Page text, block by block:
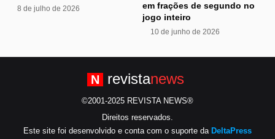
8 de julho de 2026
em frações de segundo no
jogo inteiro
10 de junho de 2026
N revistanews
©2001-2025 REVISTA NEWS®
Direitos reservados.
Este site foi desenvolvido e conta com o suporte da DeltaPress